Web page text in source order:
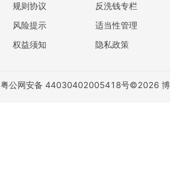
规则协议
风险提示
权益须知
反洗钱专栏
适当性管理
隐私政策
粤公网安备 44030402005418号©2026 博